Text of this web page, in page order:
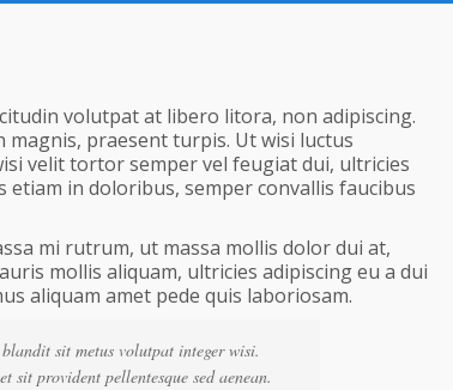
volutpat at libero litora, non adipiscing.
magnis, praesent turpis. Ut wisi luctus
velit tortor semper vel feugiat dui, ultricies
etiam in doloribus, semper convallis faucibus
mi rutrum, ut massa mollis dolor dui at,
mollis aliquam, ultricies adipiscing eu a dui
aliquam amet pede quis laboriosam.
sit metus volutpat integer wisi.
sit provident pellentesque sed aenean.